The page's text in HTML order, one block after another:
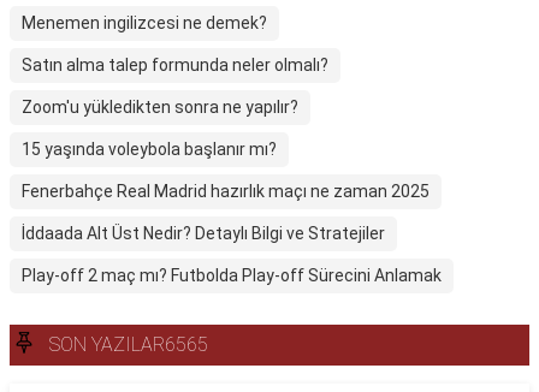
Menemen ingilizcesi ne demek?
Satın alma talep formunda neler olmalı?
Zoom'u yükledikten sonra ne yapılır?
15 yaşında voleybola başlanır mı?
Fenerbahçe Real Madrid hazırlık maçı ne zaman 2025
İddaada Alt Üst Nedir? Detaylı Bilgi ve Stratejiler
Play-off 2 maç mı? Futbolda Play-off Sürecini Anlamak
SON YAZILAR6565